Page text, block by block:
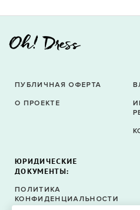
ПУБЛИЧНАЯ ОФЕРТА
О ПРОЕКТЕ
ЮРИДИЧЕСКИЕ
ДОКУМЕНТЫ:
ПОЛИТИКА
КОНФИДЕНЦИАЛЬНОСТИ